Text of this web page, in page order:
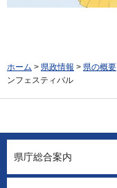
ホーム > 県政情報 > 県の概要
ンフェスティバル
県庁総合案内